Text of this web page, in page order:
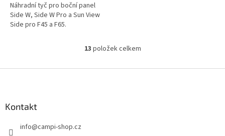
Náhradní tyč pro boční panel
Side W, Side W Pro a Sun View
Side pro F45 a F65.
O
l
13 položek celkem
Kontakt
info@campi-shop.cz